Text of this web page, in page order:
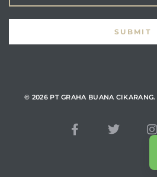
© 2026 PT GRAHA BUANA CIKARANG.